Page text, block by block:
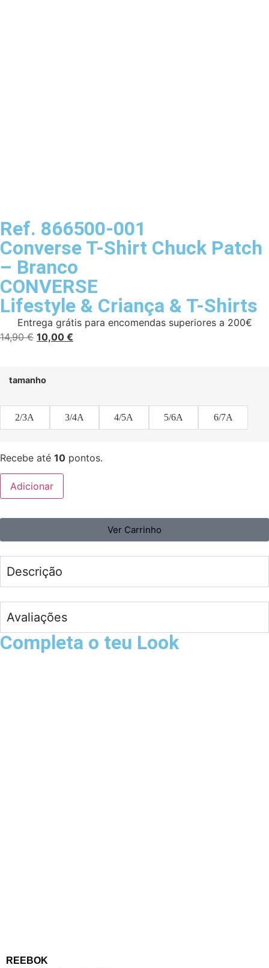
Ref. 866500-001
Converse T-Shirt Chuck Patch
– Branco
CONVERSE
Lifestyle & Criança & T-Shirts
Entrega grátis para encomendas superiores a 200€
14,90€ 10,00 €
tamanho
2/3A 3/4A 4/5A 5/6A 6/7A
Recebe até 10 pontos.
Adicionar
Ver Carrinho
Descrição
Avaliações
Completa o teu Look
REEBOK